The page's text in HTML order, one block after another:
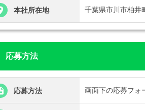
本社所在地 千葉県市川市柏井
応募方法
応募方法 画面下の応募フォ